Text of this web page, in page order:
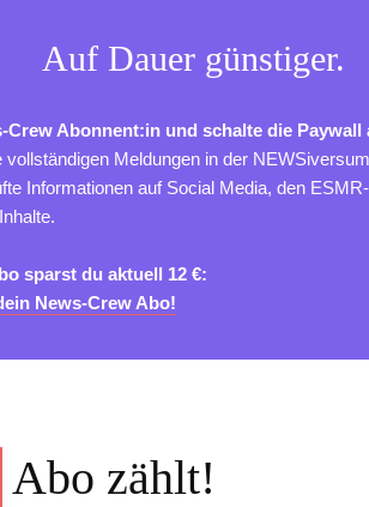
Auf Dauer günstiger.
Crew Abonnent:in und schalte die Paywall
vollständigen Meldungen in der
Informationen auf Social Media, den
sparst du aktuell 12 €:
News-Crew Abo!
Abo zählt!